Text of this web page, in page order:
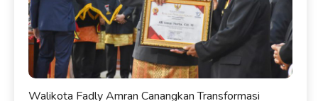
Walikota Fadly Amran Canangkan Transformasi